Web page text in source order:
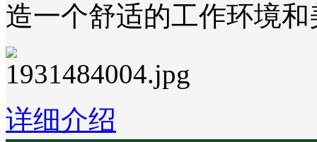
造一个舒适的工作环境
详细介绍